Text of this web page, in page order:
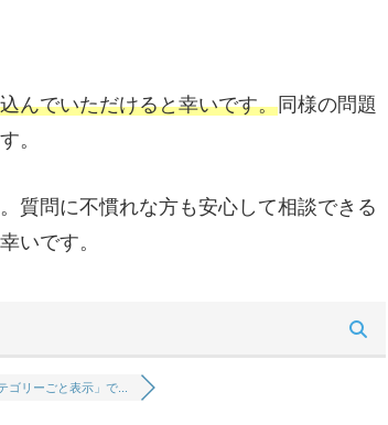
んでいただけると幸いです。同様の問題
。
質問に不慣れな方も安心して相談できる
いです。
ゴリーごと表示」で...